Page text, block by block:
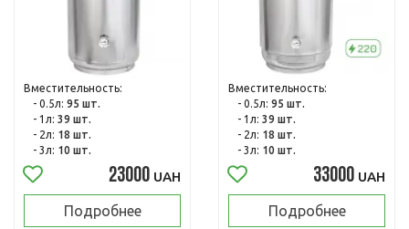
Вместительность:
- 0.5л: 95 шт.
- 1л: 39 шт.
- 2л: 18 шт.
- 3л: 10 шт.
23000 UAH
Подробнее
Вместительность:
- 0.5л: 95 шт.
- 1л: 39 шт.
- 2л: 18 шт.
- 3л: 10 шт.
33000 UAH
Подробнее